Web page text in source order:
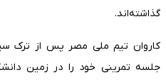
گذاشته‌اند.
کاروان تیم ملی مصر پس از ترک
جلسه تمرینی خود را در زمین